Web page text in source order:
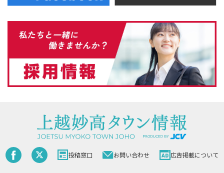
投稿窓口 お問い合わせ 広告掲載について